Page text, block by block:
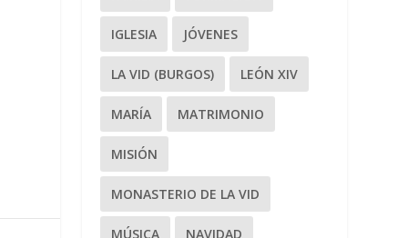
IGLESIA JÓVENES
LA VID (BURGOS) LEÓN XIV
MARÍA MATRIMONIO
MISIÓN
MONASTERIO DE LA VID
MÚSICA NAVIDAD